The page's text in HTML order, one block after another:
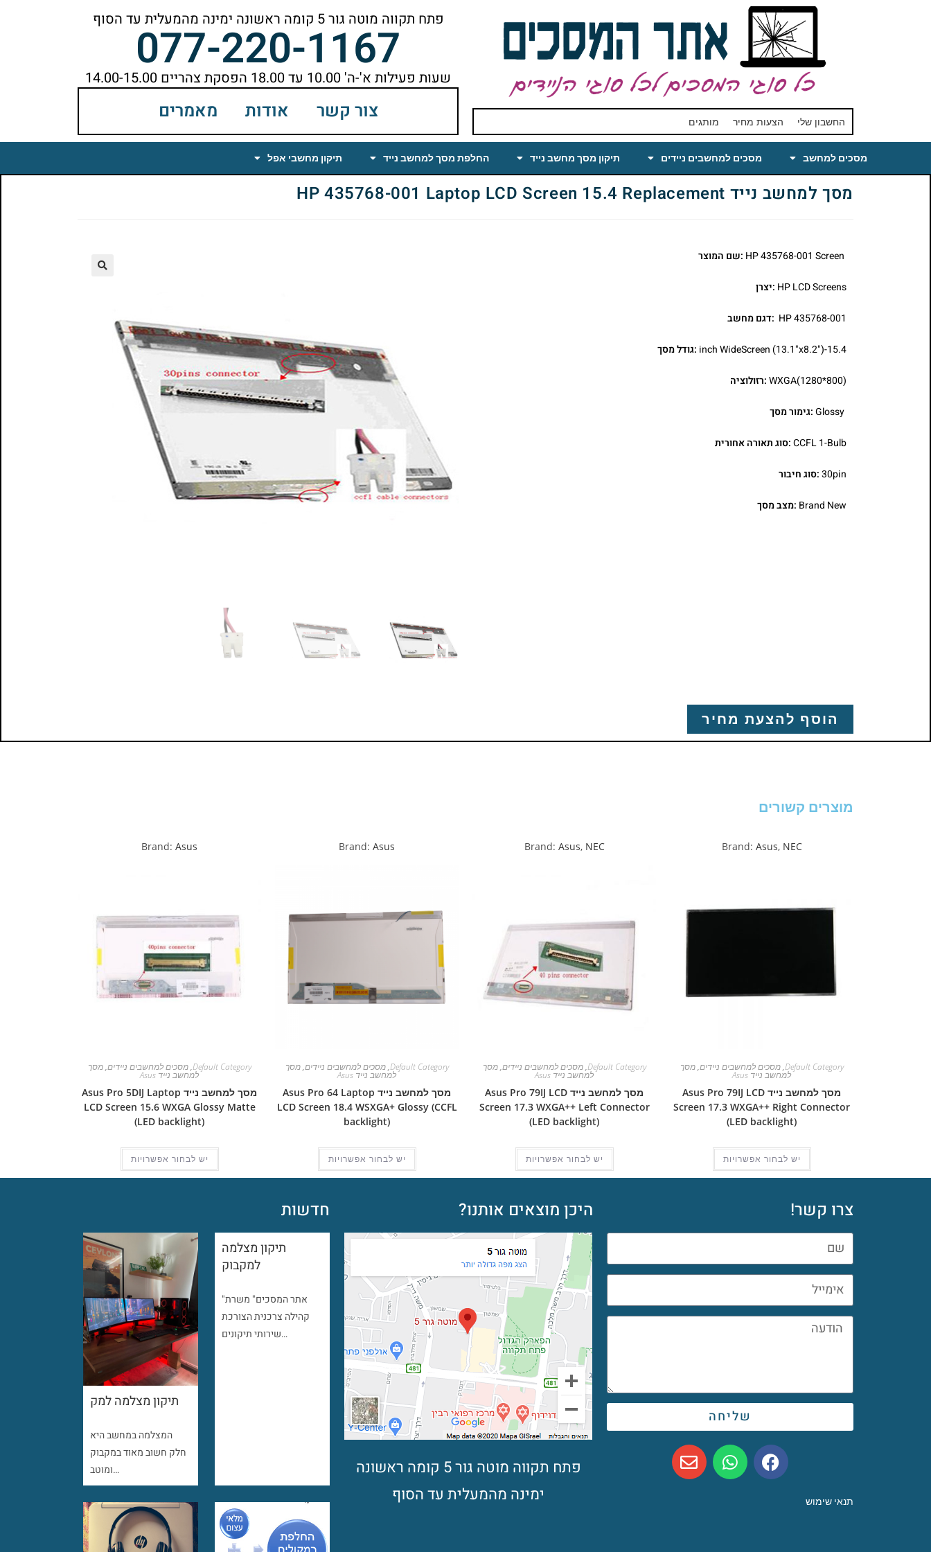
החשבון שלי הצעות מחיר מותגים
פתח תקווה מוטה גור 5 קומה ראשונה ימינה מהמעלית עד הסוף
077-220-1167שעות פעילות א'-ה' 10.00 עד 18.00 הפסקת צהריים 14.00-15.00
צור קשר אודות מאמרים
מסכים למחשב מסכים למחשבים ניידים תיקון מסך מחשב נייד החלפת מסך למחשב נייד תיקון מחשבי אפל
מסך למחשב נייד HP 435768-001 Laptop LCD Screen 15.4 Replacement
:שם המוצר
HP LCD Screens :יצרן
HP 435768-001 :דגם מחשב
15.4-inch WideScreen (13.1"x8.2") :גודל מסך
WXGA(1280*800):רזולוציה
Glossy:גימור מסך
CCFL 1-Bulb:סוג תאורה אחורית
30pin:סוג חיבור
Brand New :מצב מסך
הוסף להצעת מחיר
מוצרים קשורים
Brand: Asus, NEC
Default Category
,מסכים למחשבים ניידים,מסך
למחשב נייד Asus
מסך למחשב נייד Asus Pro 79IJ LCD
Screen 17.3 WXGA++ Right Connector
(LED backlight)
יש לבחור אפשרויות
Brand: Asus, NEC
Default Category
,מסכים למחשבים ניידים,מסך
למחשב נייד Asus
מסך למחשב נייד Asus Pro 79IJ LCD
Screen 17.3 WXGA++ Left Connector
(LED backlight)
יש לבחור אפשרויות
Brand: Asus
Default Category
,מסכים למחשבים ניידים,מסך
למחשב נייד Asus
מסך למחשב נייד Asus Pro 64 Laptop
LCD Screen 18.4 WSXGA+ Glossy (CCFL
backlight)
יש לבחור אפשרויות
Brand: Asus
Default Category
,מסכים למחשבים ניידים,מסך
למחשב נייד Asus
מסך למחשב נייד Asus Pro 5DIJ Laptop
LCD Screen 15.6 WXGA Glossy Matte
(LED backlight)
יש לבחור אפשרויות
צרו קשר!
שליחה
תנאי שימוש
היכן מוצאים אותנו?
פתח תקווה מוטה גור 5 קומה ראשונה
ימינה מהמעלית עד הסוף
חדשות
תיקון מצלמה למק
המצלמה במחשב היא
חלק חשוב מאוד במקבוק
ומוטב…
תיקון מצלמה
למקבוק
"אתר המסכים" משרת
קהילה צרכנית הצורכת
שירותי תיקונים…